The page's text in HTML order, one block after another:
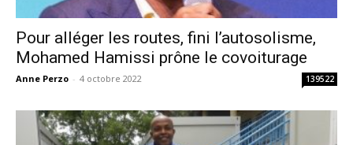
Pour alléger les routes, fini l’autosolisme,
Mohamed Hamissi prône le covoiturage
Anne Perzo - 4 octobre 2022 139522